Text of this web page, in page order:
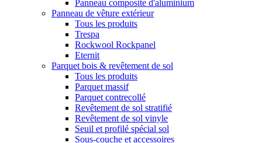
Panneau composite d'aluminium
Panneau de vêture extérieur
Tous les produits
Trespa
Rockwool Rockpanel
Eternit
Parquet bois & revêtement de sol
Tous les produits
Parquet massif
Parquet contrecollé
Revêtement de sol stratifié
Revêtement de sol vinyle
Seuil et profilé spécial sol
Sous-couche et accessoires